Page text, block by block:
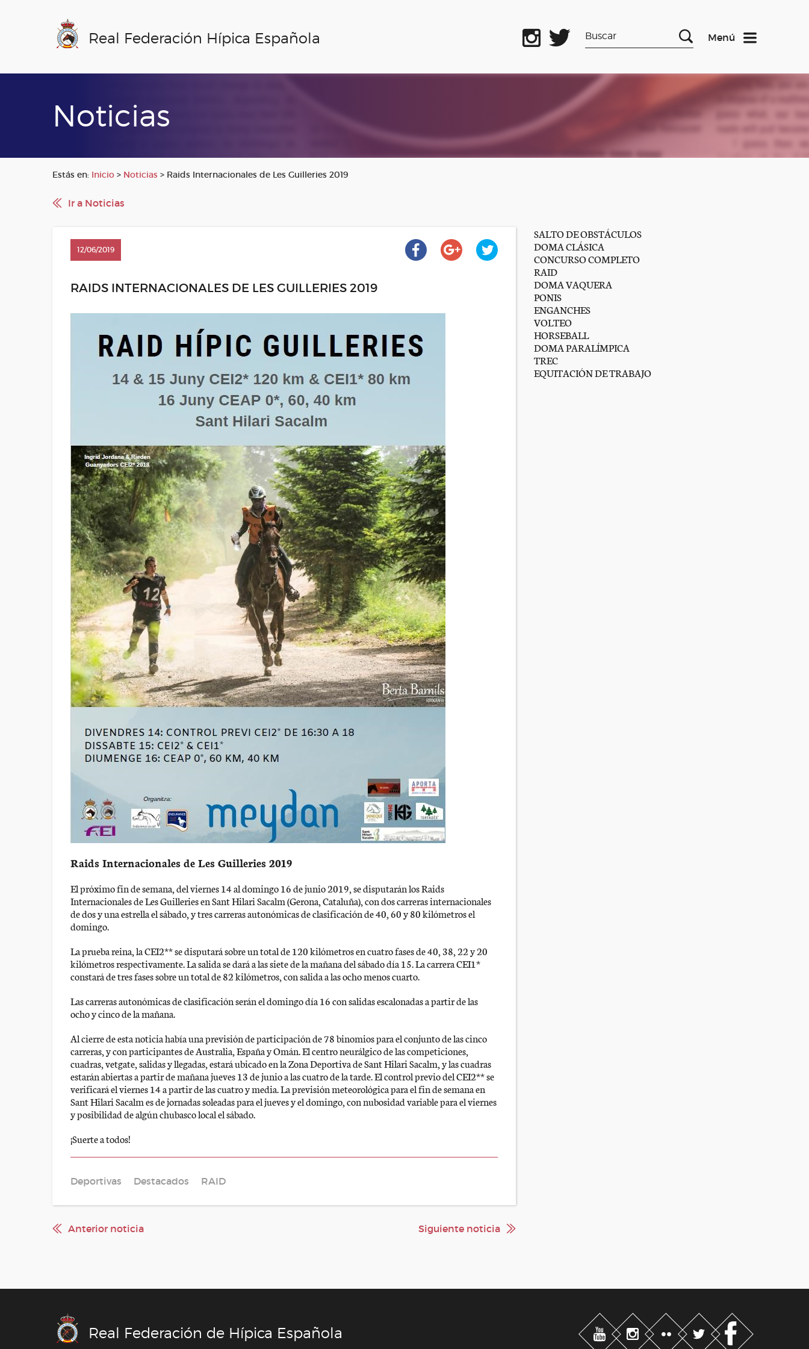
Real Federación Hípica Española Menú
Noticias
Estás en: Inicio > Noticias > Raids Internacionales de Les Guilleries 2019
Ir a Noticias
12/06/2019
RAIDS INTERNACIONALES DE LES GUILLERIES 2019
Raids Internacionales de Les Guilleries 2019
El próximo fin de semana, del viernes 14 al domingo 16 de junio 2019, se disputarán los Raids
Internacionales de Les Guilleries en Sant Hilari Sacalm (Gerona, Cataluña), con dos carreras internacionales
de dos y una estrella el sábado, y tres carreras autonómicas de clasificación de 40, 60 y 80 kilómetros el
domingo.
La prueba reina, la CEI2** se disputará sobre un total de 120 kilómetros en cuatro fases de 40, 38, 22 y 20
kilómetros respectivamente. La salida se dará a las siete de la mañana del sábado día 15. La carrera CEI1*
constará de tres fases sobre un total de 82 kilómetros, con salida a las ocho menos cuarto.
Las carreras autonómicas de clasificación serán el domingo día 16 con salidas escalonadas a partir de las
ocho y cinco de la mañana.
Al cierre de esta noticia había una previsión de participación de 78 binomios para el conjunto de las cinco
carreras, y con participantes de Australia, España y Omán. El centro neurálgico de las competiciones,
cuadras, vetgate, salidas y llegadas, estará ubicado en la Zona Deportiva de Sant Hilari Sacalm, y las cuadras
estarán abiertas a partir de mañana jueves 13 de junio a las cuatro de la tarde. El control previo del CEI2** se
verificará el viernes 14 a partir de las cuatro y media. La previsión meteorológica para el fin de semana en
Sant Hilari Sacalm es de jornadas soleadas para el jueves y el domingo, con nubosidad variable para el viernes
y posibilidad de algún chubasco local el sábado.
¡Suerte a todos!
Deportivas Destacados RAID
Anterior noticia Siguiente noticia
SALTO DE OBSTÁCULOS
DOMA CLÁSICA
CONCURSO COMPLETO
RAID
DOMA VAQUERA
PONIS
ENGANCHES
VOLTEO
HORSEBALL
DOMA PARALÍMPICA
TREC
EQUITACIÓN DE TRABAJO
Real Federación de Hípica Española